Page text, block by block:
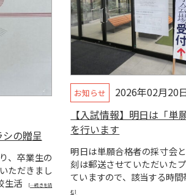
シの贈呈
、卒業生の
ただきまし
生活
[…続きを読
お知らせ
2026年02月20
【入試情報】明日は「単
を行います
明日は単願合格者の採寸会
刻は郵送させていただいた
ていますので、該当する時間
む]